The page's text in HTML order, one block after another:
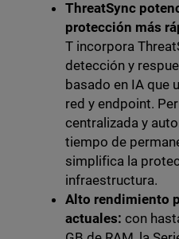
ThreatSync
protección más
T incorpora
detección y
basado en IA que
red y endpoint.
centralizada y
tiempo de
simplifica la
infraestructura.
Alto rendimiento
actuales: con